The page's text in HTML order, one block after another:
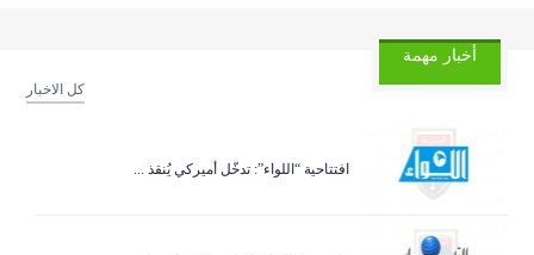
أخبار مهمة
كل الاخبار
افتتاحية “اللواء”: تدخّل أميركي يُنقذ ...